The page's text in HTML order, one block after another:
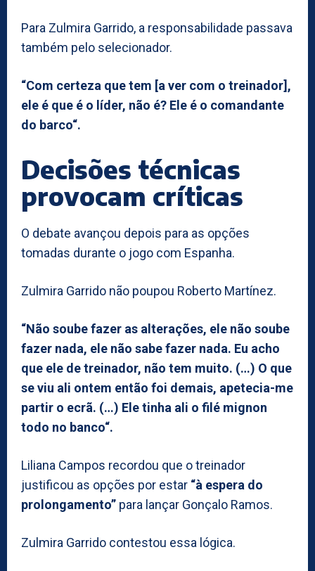
Para Zulmira Garrido, a responsabilidade passava
também pelo selecionador.
“Com certeza que tem [a ver com o treinador],
ele é que é o líder, não é? Ele é o comandante
do barco“.
Decisões técnicas
provocam críticas
O debate avançou depois para as opções
tomadas durante o jogo com Espanha.
Zulmira Garrido não poupou Roberto Martínez.
“Não soube fazer as alterações, ele não soube
fazer nada, ele não sabe fazer nada. Eu acho
que ele de treinador, não tem muito. (…) O que
se viu ali ontem então foi demais, apetecia-me
partir o ecrã. (…) Ele tinha ali o filé mignon
todo no banco“.
Liliana Campos recordou que o treinador
justificou as opções por estar “à espera do
prolongamento” para lançar Gonçalo Ramos.
Zulmira Garrido contestou essa lógica.